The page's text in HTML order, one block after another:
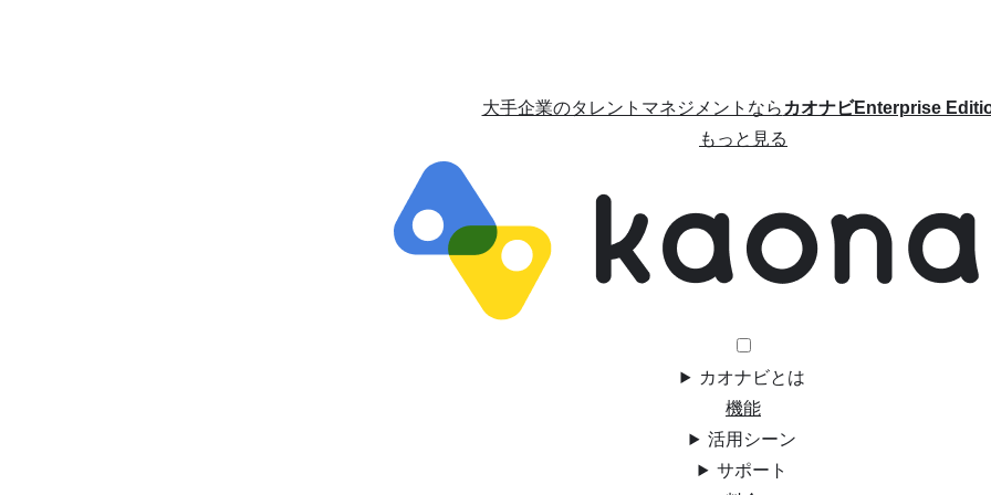
大手企業のタレントマネジメントならカオナビEnterprise
もっと見る
カオナビとは
機能
活用シーン
サポート